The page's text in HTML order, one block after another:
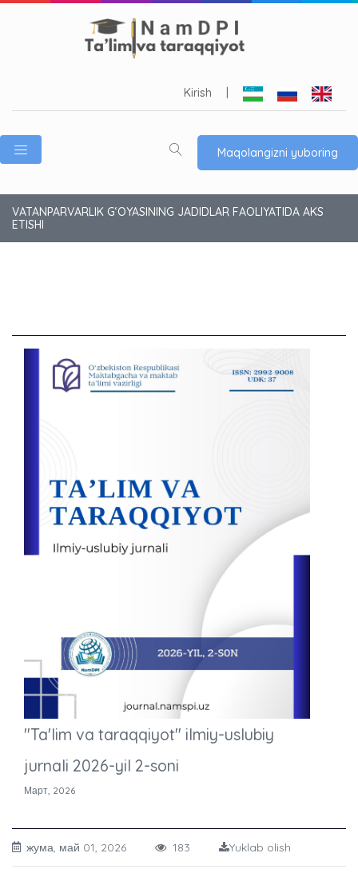
Kirish
Maqolangizni yuboring
VATANPARVARLIK G‘OYASINING JADIDLAR FAOLIYATIDA AKS
ETISHI
"Ta'lim va taraqqiyot" ilmiy-uslubiy
jurnali 2026-yil 2-soni
Март, 2026
жума, май 01, 2026 183 Yuklab olish